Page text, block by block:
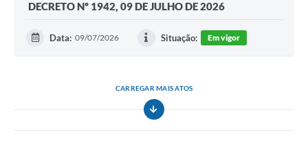
DECRETO Nº 1942, 09 DE JULHO DE 2026
Data: 09/07/2026 Situação: Em vigor
CARREGAR MAIS ATOS